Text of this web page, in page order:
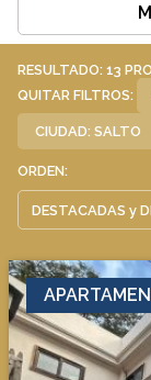
RESULTADO: 13
QUITAR FILTROS:
CIUDAD: SALTO
ORDEN: